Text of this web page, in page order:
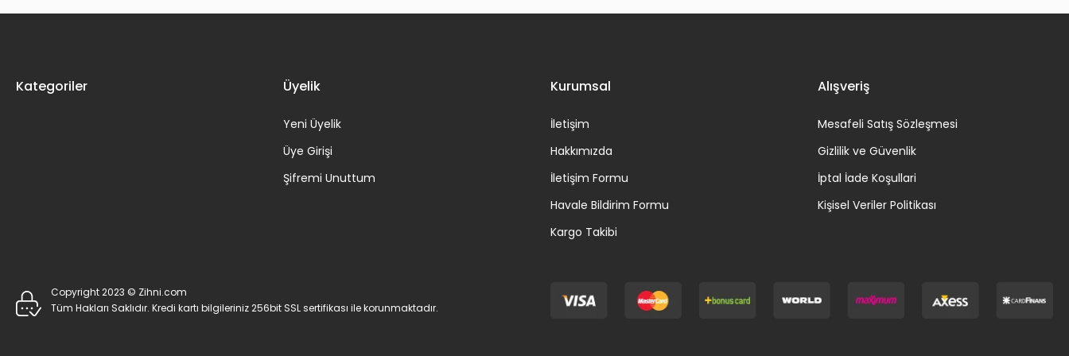
Kategoriler Üyelik
Yeni Üyelik
Üye Girişi
Şifremi Unuttum
Kurumsal
İletişim
Hakkımızda
İletişim Formu
Havale Bildirim Formu
Kargo Takibi
Alışveriş
Mesafeli Satış Sözleşmesi
Gizlilik ve Güvenlik
İptal İade Koşullari
Kişisel Veriler Politikası
Copyright 2023 © Zihni.com
Tüm Hakları Saklıdır. Kredi kartı bilgileriniz 256bit SSL sertifikası ile korunmaktadır.